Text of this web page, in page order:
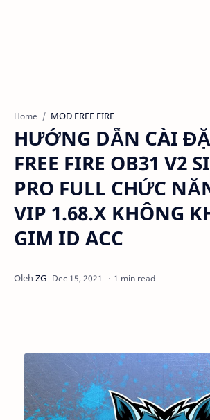
Home MOD FREE FIRE
HƯỚNG DẪN CÀI
FREE FIRE OB31 V2
PRO FULL CHỨC
VIP 1.68.X KHÔNG
GIM ID ACC
1 min read